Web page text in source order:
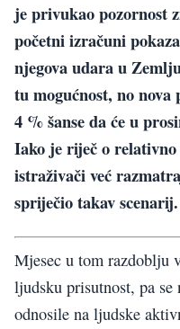
je privukao pozornost
početni izračuni
njegova udara u
tu mogućnost, no
4 % šanse da će u
Iako je riječ o
istraživači već
spriječio takav scenarij.
Mjesec u tom razdoblju
ljudsku prisutnost, pa se
odnosile na ljudske